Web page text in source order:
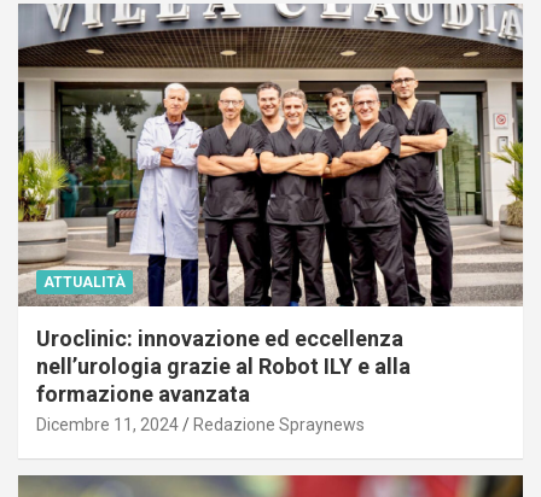
ATTUALITÀ
Uroclinic: innovazione ed eccellenza
nell’urologia grazie al Robot ILY e alla
formazione avanzata
Dicembre 11, 2024 Redazione Spraynews